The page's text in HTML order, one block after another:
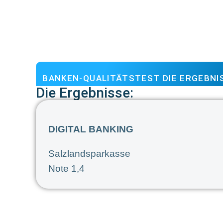
BANKEN-QUALITÄTSTEST DIE
Die Ergebnisse:
DIGITAL BANKING
Salzlandsparkasse
Note 1,4